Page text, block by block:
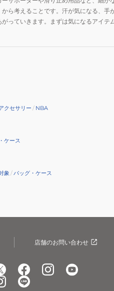
ら考えることです。汗が気になる、
っていきます。まずは気になるアイテ
クセサリー / NBA
ケース
象 /バッグ・ケース
店舗のお問い合わせ